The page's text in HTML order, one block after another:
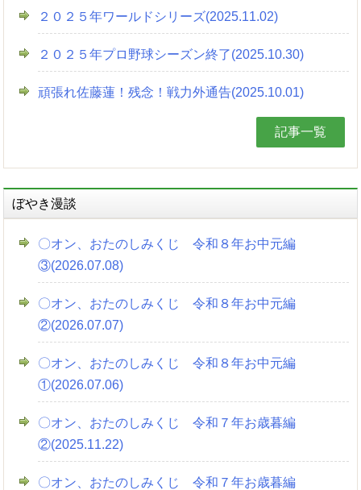
２０２５年ワールドシリーズ(2025.11.02)
２０２５年プロ野球シーズン終了(2025.10.30)
頑張れ佐藤蓮！残念！戦力外通告(2025.10.01)
記事一覧
ぼやき漫談
〇オン、おたのしみくじ 令和８年お中元編
③(2026.07.08)
〇オン、おたのしみくじ 令和８年お中元編
②(2026.07.07)
〇オン、おたのしみくじ 令和８年お中元編
①(2026.07.06)
〇オン、おたのしみくじ 令和７年お歳暮編
②(2025.11.22)
〇オン、おたのしみくじ 令和７年お歳暮編